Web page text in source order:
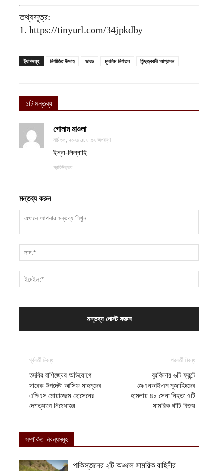
তথ্যসূত্র:
1. https://tinyurl.com/34jpkdby
ট্যাগসমূহ নির্যাতিত উম্মাহ ভারত মুসলিম নির্যাতন হিন্দুত্ববাদী আগ্রাসন
১টি মন্তব্য
গোলাম মাওলা
মার্চ ৩০, ২০২৬ at ৮:৫২ অপরাহ্ণ
ইন্না-লিল্লাহি
প্রতিউত্তর
মন্তব্য করুন
পূর্ববর্তী নিবন্ধ
তদবির বাণিজ্যের অভিযোগে
সাবেক উপদেষ্টা আসিফ মাহমুদের
এপিএস মোয়াজ্জেম হোসেনের
দেশত্যাগে নিষেধাজ্ঞা
পরবর্তী নিবন্ধ
বুরকিনায় ৬টি ফ্রন্টে
জেএনআইএম মুজাহিদদের
হামলায় ৪০ সেনা নিহত: ৭টি
সামরিক ঘাঁটি বিজয়
সম্পর্কিত নিবন্ধসমূহ
পাকিস্তানের ২টি অঞ্চলে সামরিক বাহিনীর